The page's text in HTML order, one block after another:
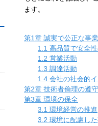
ます。
第1章 誠実で公正な事
1.1 高品質で安全
1.2 営業活動
1.3 調達活動
1.4 会社の社会的
第2章 技術者倫理の遵守
第3章 環境の保全
3.1 環境経営の推進
3.2 環境に配慮し